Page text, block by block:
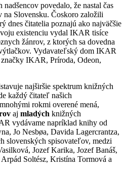
povedalo, že nastal čas
Slovensku. Čoskoro založili
čitatelia poznajú ako najväčšie
existenciu vydal IKAR tisíce
žánrov, z ktorých sa dovedna
Vydavateľský dom IKAR
IKAR, Príroda, Odeon,
najširšie spektrum knižných
každý čitateľ našich
rokmi overené mená,
aj mladých knižných
vydávame napríklad knihy od
Jo Nesbøa, Davida Lagercrantza,
slovenských spisovateľov, medzi
Jozef Karika, Jozef Banáš,
Soltész, Kristína Tormová a